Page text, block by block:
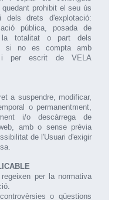
prohibit el seu ús
drets d'explotació:
pública, posada de
la totalitat o part dels
si no es compta amb
i per escrit de VELA
a suspendre, modificar,
o permanentment,
i/o descàrrega de
amb o sense prèvia
de l'Usuari d'exigir
per la normativa
o qüestions